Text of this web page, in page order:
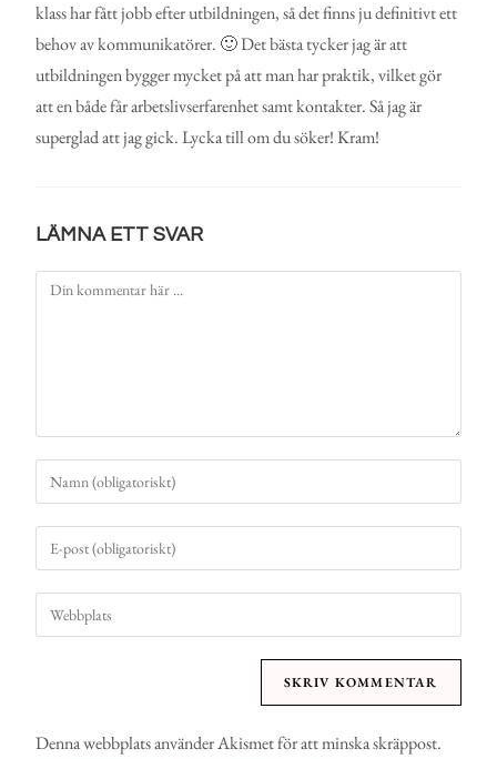
klass har fått jobb efter utbildningen, så det finns ju definitivt ett
behov av kommunikatörer. 🙂 Det bästa tycker jag är att
utbildningen bygger mycket på att man har praktik, vilket gör
att en både får arbetslivserfarenhet samt kontakter. Så jag är
superglad att jag gick. Lycka till om du söker! Kram!
LÄMNA ETT SVAR
Denna webbplats använder Akismet för att minska skräppost.